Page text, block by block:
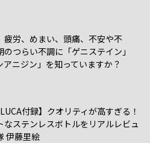
疲労、めまい、頭痛、不安や不
つらい不調に「ゲニステイン」
アニジン」を知っていますか？
付録】クオリティが高すぎる！
なステンレスボトルをリアルレビュ
伊藤里絵